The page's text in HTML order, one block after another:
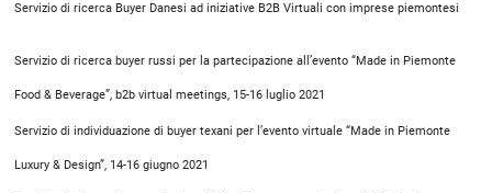
Servizio di ricerca Buyer Danesi ad iniziative B2B Virtuali con imprese piemontesi
Servizio di ricerca buyer russi per la partecipazione all’evento “Made in Piemonte
Food & Beverage”, b2b virtual meetings, 15-16 luglio 2021
Servizio di individuazione di buyer texani per l’evento virtuale “Made in Piemonte
Luxury & Design”, 14-16 giugno 2021